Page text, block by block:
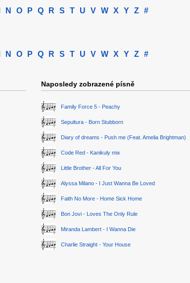
N O P Q R S T U V W X Y Z #
N O P Q R S T U V W X Y Z #
Naposledy zobrazené písně
Family Force 5 - Peachy
Sepultura - Born Stubborn
Diary of dreams - Push me (Feat. Amelia Brightman)
Code Red - Kanikuly mix
Little Brother - All For You
Alyssa Milano - I Just Wanna Be Loved
Faith No More - Home Sick Home
Bon Jovi - Loves The Only Rule
Miranda Lambert - I Wanna Die
Charlie Straight - Your House